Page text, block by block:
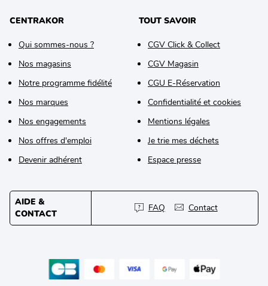
CENTRAKOR
Qui sommes-nous ?
Nos magasins
Notre programme fidélité
Nos marques
Nos engagements
Nos offres d'emploi
Devenir adhérent
TOUT SAVOIR
CGV Click & Collect
CGV Magasin
CGU E-Réservation
Confidentialité et cookies
Mentions légales
Je trie mes déchets
Espace presse
AIDE &
CONTACT
FAQ Contact